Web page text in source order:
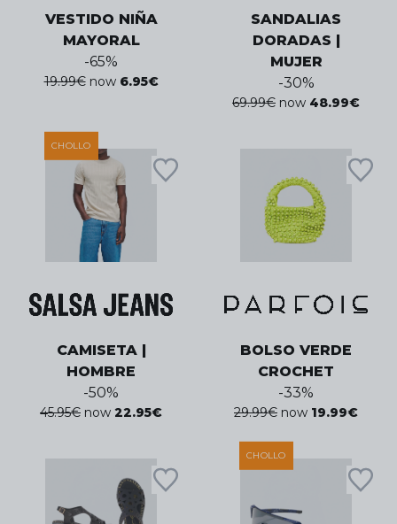
VESTIDO NIÑA
MAYORAL
-65%
19.99€ now 6.95€
SANDALIAS
DORADAS |
MUJER
-30%
69.99€ now 48.99€
CHOLLO
CAMISETA |
HOMBRE
-50%
45.95€ now 22.95€
BOLSO VERDE
CROCHET
-33%
29.99€ now 19.99€
CHOLLO